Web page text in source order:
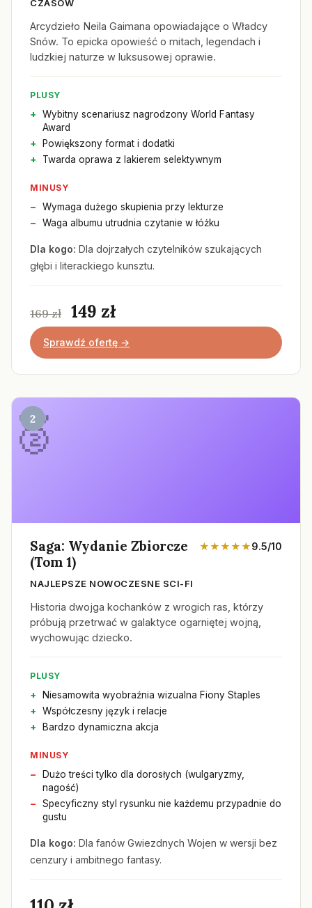
CZASÓW
Arcydzieło Neila Gaimana opowiadające o Władcy
Snów. To epicka opowieść o mitach, legendach i
ludzkiej naturze w luksusowej oprawie.
PLUSY
Wybitny scenariusz nagrodzony World Fantasy
Award
Powiększony format i dodatki
Twarda oprawa z lakierem selektywnym
MINUSY
Wymaga dużego skupienia przy lekturze
Waga albumu utrudnia czytanie w łóżku
Dla kogo: Dla dojrzałych czytelników szukających
głębi i literackiego kunsztu.
169 zł 149 zł
Sprawdź ofertę →
2
Saga: Wydanie Zbiorcze
(Tom 1)
★★★★★9.5/10
NAJLEPSZE NOWOCZESNE SCI-FI
Historia dwojga kochanków z wrogich ras, którzy
próbują przetrwać w galaktyce ogarniętej wojną,
wychowując dziecko.
PLUSY
Niesamowita wyobraźnia wizualna Fiony Staples
Współczesny język i relacje
Bardzo dynamiczna akcja
MINUSY
Dużo treści tylko dla dorosłych (wulgaryzmy,
nagość)
Specyficzny styl rysunku nie każdemu przypadnie do
gustu
Dla kogo: Dla fanów Gwiezdnych Wojen w wersji bez
cenzury i ambitnego fantasy.